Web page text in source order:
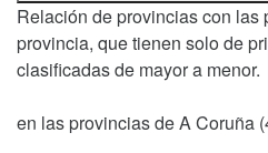
Relación de provincias con
provincia, que tienen solo de
clasificadas de mayor a menor.
en las provincias de A Coruña